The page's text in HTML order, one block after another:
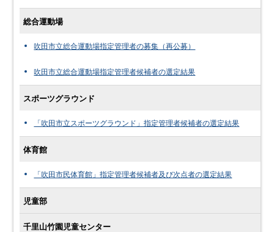
総合運動場
吹田市立総合運動場指定管理者の募集（再公募）
吹田市立総合運動場指定管理者候補者の選定結果
スポーツグラウンド
「吹田市立スポーツグラウンド」指定管理者候補者の選定結果
体育館
「吹田市民体育館」指定管理者候補者及び次点者の選定結果
児童部
千里山竹園児童センター